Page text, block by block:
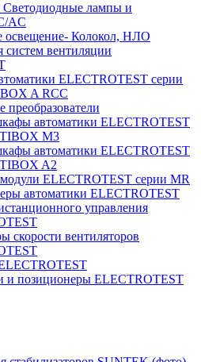
Светодиодные лампы и
AC
Колокол, НЛО
систем вентиляции
ELECTROTEST серии
A RCC
преобразователи
автоматики ELECTROTEST
M3
автоматики ELECTROTEST
A2
ELECTROTEST серии MR
автоматики ELECTROTEST
управления
скорости вентиляторов
и позиционеры ELECTROTEST